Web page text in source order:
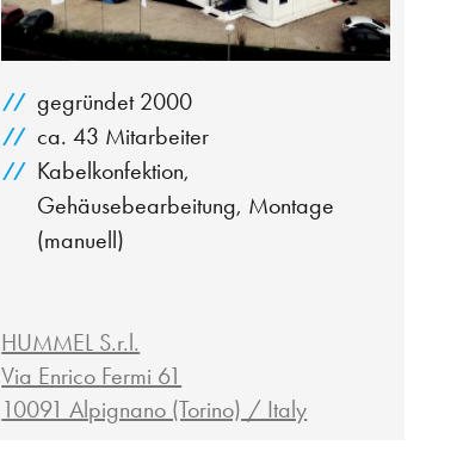
gegründet 2000
ca. 43 Mitarbeiter
Kabelkonfektion,
Gehäusebearbeitung, Montage
(manuell)
HUMMEL S.r.l.
Via Enrico Fermi 61
10091 Alpignano (Torino) / Italy